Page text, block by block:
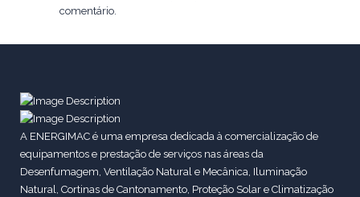
comentário.
A ENERGIMAC é uma empresa dedicada à comercialização de
equipamentos e prestação de serviços nas áreas da
Desenfumagem, Ventilação Natural e Mecânica, Iluminação
Natural, Cortinas de Cantonamento, Proteção Solar e Climatização